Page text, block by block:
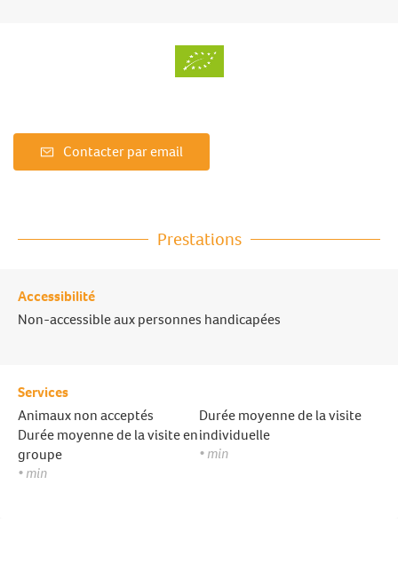
Contacter par email
Prestations
Accessibilité
Non-accessible aux personnes handicapées
Services
Animaux non acceptés
Durée moyenne de la visite en
groupe
• min
Durée moyenne de la visite
individuelle
• min